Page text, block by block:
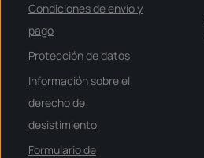
Condiciones de envío y
pago
Protección de datos
Información sobre el
derecho de
desistimiento
Formulario de